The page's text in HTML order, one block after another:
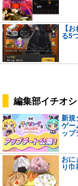
【
る5
編集部イチオシ
新規
ゲー
ッ
おに
り